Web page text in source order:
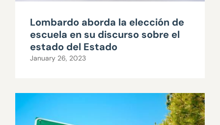
Lombardo aborda la elección de
escuela en su discurso sobre el
estado del Estado
January 26, 2023